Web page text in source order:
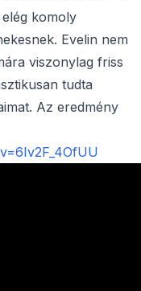
komoly
Evelin nem
viszonylag friss
tudta
Az eredmény